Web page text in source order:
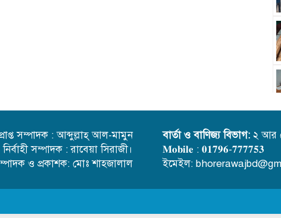
সম্পাদক : আব্দুল্লাহ্ আল-মামুন
নির্বাহী সম্পাদক : রাবেয়া সিরাজী।
ও প্রকাশক: মোঃ শাহজালাল
বার্তা ও বাণিজ্য বিভাগ: ২ আর
𝐌𝐨𝐛𝐢𝐥𝐞 : 𝟎𝟏𝟕𝟗𝟔-𝟕𝟕𝟕𝟕𝟓𝟑
ইমেইল: